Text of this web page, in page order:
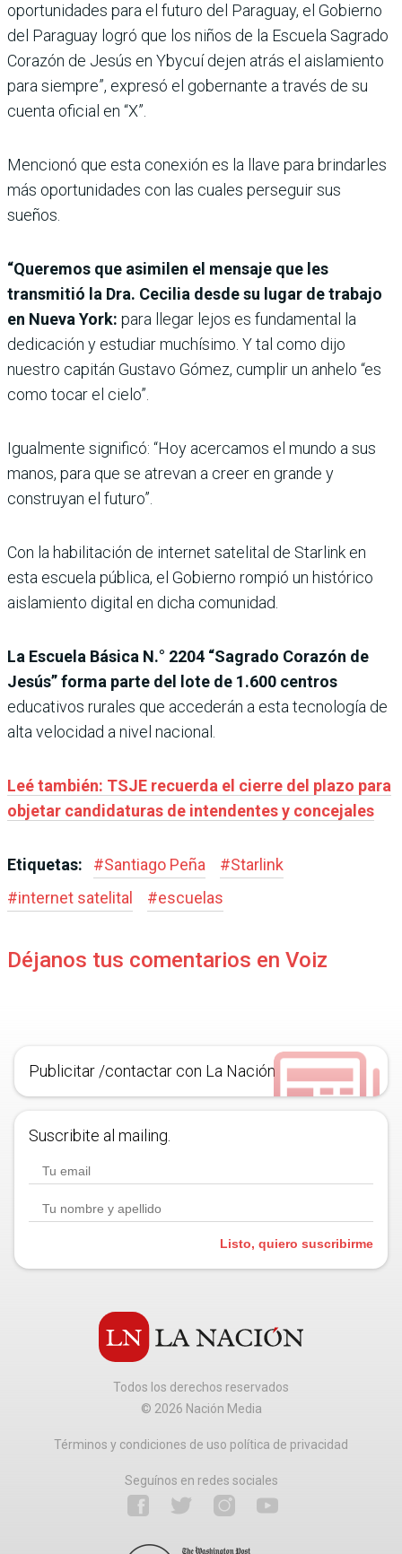
oportunidades para el futuro del Paraguay, el Gobierno
del Paraguay logró que los niños de la Escuela Sagrado
Corazón de Jesús en Ybycuí dejen atrás el aislamiento
para siempre”, expresó el gobernante a través de su
cuenta oficial en “X”.
Mencionó que esta conexión es la llave para brindarles
más oportunidades con las cuales perseguir sus
sueños.
“Queremos que asimilen el mensaje que les
transmitió la Dra. Cecilia desde su lugar de trabajo
en Nueva York: para llegar lejos es fundamental la
dedicación y estudiar muchísimo. Y tal como dijo
nuestro capitán Gustavo Gómez, cumplir un anhelo “es
como tocar el cielo”.
Igualmente significó: “Hoy acercamos el mundo a sus
manos, para que se atrevan a creer en grande y
construyan el futuro”.
Con la habilitación de internet satelital de Starlink en
esta escuela pública, el Gobierno rompió un histórico
aislamiento digital en dicha comunidad.
La Escuela Básica N.° 2204 “Sagrado Corazón de
Jesús” forma parte del lote de 1.600 centros
educativos rurales que accederán a esta tecnología de
alta velocidad a nivel nacional.
Leé también: TSJE recuerda el cierre del plazo para
objetar candidaturas de intendentes y concejales
Etiquetas: #Santiago Peña #Starlink
#internet satelital #escuelas
Déjanos tus comentarios en Voiz
Publicitar /contactar con La Nación
Suscribite al mailing.
Listo, quiero suscribirme
Todos los derechos reservados
© 2026 Nación Media
Términos y condiciones de uso política de privacidad
Seguínos en redes sociales